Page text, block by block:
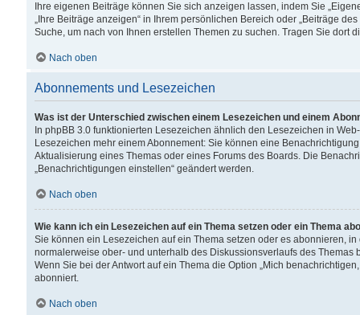
Ihre eigenen Beiträge können Sie sich anzeigen lassen, indem Sie
„Ihre Beiträge anzeigen“ in Ihrem persönlichen Bereich oder „Beiträge
Suche, um nach von Ihnen erstellen Themen zu suchen. Tragen Sie dort
Nach oben
Abonnements und Lesezeichen
Was ist der Unterschied zwischen einem Lesezeichen und einem
In phpBB 3.0 funktionierten Lesezeichen ähnlich den Lesezeichen in
Lesezeichen mehr einem Abonnement: Sie können eine
Aktualisierung eines Themas oder eines Forums des Boards. Die
„Benachrichtigungen einstellen“ geändert werden.
Nach oben
Wie kann ich ein Lesezeichen auf ein Thema setzen oder ein Thema
Sie können ein Lesezeichen auf ein Thema setzen oder es abonnieren,
normalerweise ober- und unterhalb des Diskussionsverlaufs des Themas
Wenn Sie bei der Antwort auf ein Thema die Option „Mich
abonniert.
Nach oben